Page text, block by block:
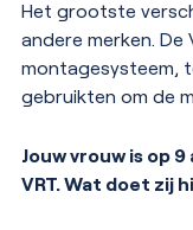
Het grootste
andere merken.
montagesysteem,
gebruikten om de
Jouw vrouw is op
VRT. Wat doet zij